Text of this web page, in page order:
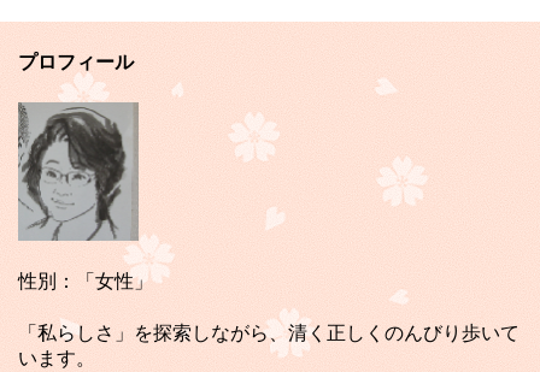
プロフィール
性別：「女性」
「私らしさ」を探索しながら、清く正しくのんびり歩いて
います。